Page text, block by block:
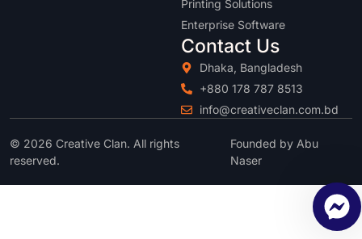
Printing Solutions
Enterprise Software
Contact Us
Dhaka, Bangladesh
+880 178 787 8513
info@creativeclan.com.bd
© 2026 Creative Clan. All rights
reserved.
Founded by Abu
Naser